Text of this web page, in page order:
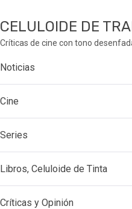
CELULOIDE DE
Críticas de cine con tono
Noticias
Cine
Series
Libros, Celuloide de Tinta
Críticas y Opinión